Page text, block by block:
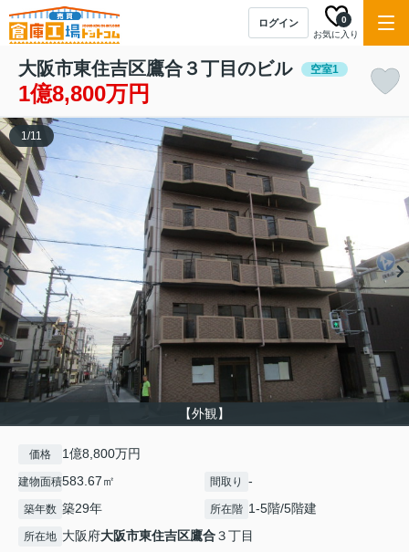
ログイン
お気に入り
0
大阪市東住吉区鷹合３丁目のビル 空室1
1億8,800万円
【外観】
1/11
価格 1億8,800万円
建物面積583.67㎡ 間取り -
築年数 築29年 所在階 1-5階/5階建
所在地 大阪府大阪市東住吉区鷹合３丁目